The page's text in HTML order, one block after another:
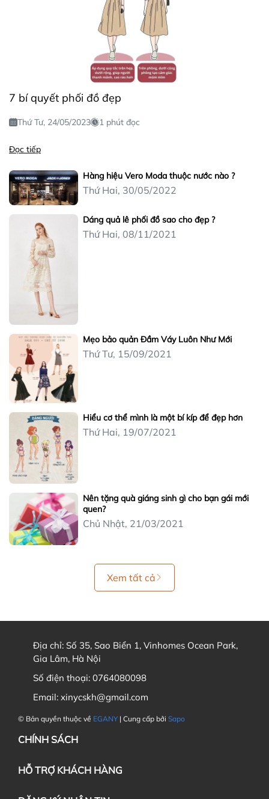
7 bí quyết phối đồ đẹp
Thứ Tư, 24/05/2023 1 phút đọc
Đọc tiếp
Hàng hiệu Vero Moda thuộc nước nào ?
Thứ Hai, 30/05/2022
Dáng quả lê phối đồ sao cho đẹp ?
Thứ Hai, 08/11/2021
Mẹo bảo quản Đầm Váy Luôn Như Mới
Thứ Tư, 15/09/2021
Hiểu cơ thể mình là một bí kíp để đẹp hơn
Thứ Hai, 19/07/2021
Nên tặng quà giáng sinh gì cho bạn gái mới
quen?
Chủ Nhật, 21/03/2021
Xem tất cả
Địa chỉ: Số 35, Sao Biển 1, Vinhomes Ocean Park,
Gia Lâm, Hà Nội
Số điện thoại: 0764080098
Email: xinycskh@gmail.com
© Bản quyền thuộc về EGANY | Cung cấp bởi Sapo
CHÍNH SÁCH
HỖ TRỢ KHÁCH HÀNG